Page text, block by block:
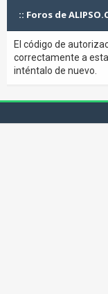
:: Foros de
El código de
correctamente a
inténtalo de nuevo.